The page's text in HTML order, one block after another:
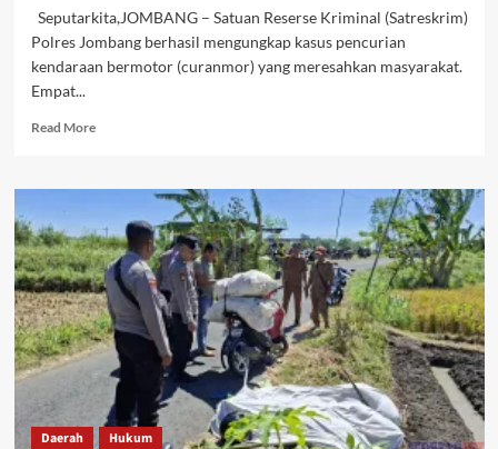
Seputarkita,JOMBANG – Satuan Reserse Kriminal (Satreskrim)
Polres Jombang berhasil mengungkap kasus pencurian
kendaraan bermotor (curanmor) yang meresahkan masyarakat.
Empat...
Read MoreRead
Empat
Curanmor
Lintas
Daerah
Dibekuk,
Satreskrim
Polres
Jombang
Kembangkan
Jaringan
Pelaku
Daerah Hukum